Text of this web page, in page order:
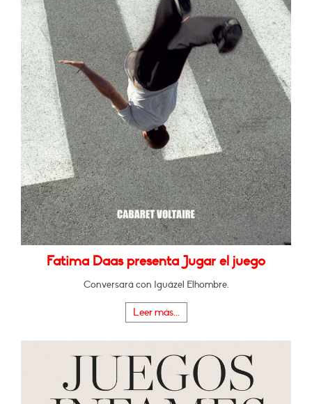
Fatima Daas presenta Jugar el juego
Conversará con Iguázel Elhombre.
Leer más...